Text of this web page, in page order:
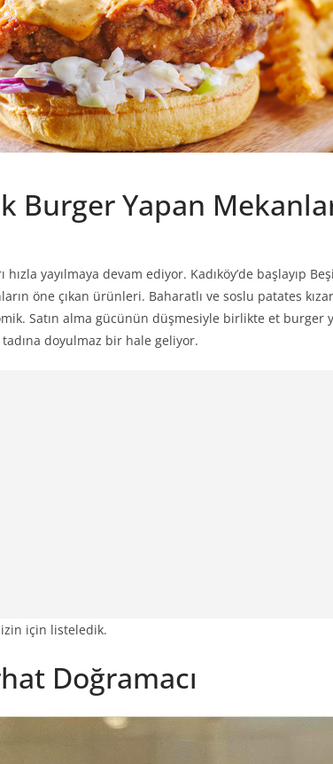
Burger Yapan
yayılmaya devam ediyor. Kadıköy’de başlayıp
öne çıkan ürünleri. Baharatlı ve soslu patates
Satın alma gücünün düşmesiyle birlikte et burger
doyulmaz bir hale geliyor.
için listeledik.
Doğramacı